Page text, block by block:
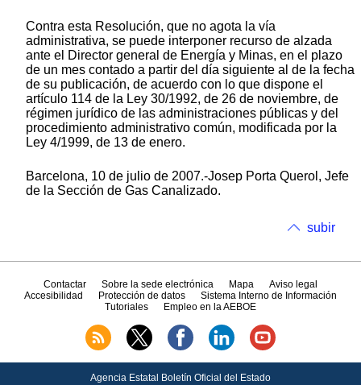
Contra esta Resolución, que no agota la vía
administrativa, se puede interponer recurso de alzada
ante el Director general de Energía y Minas, en el plazo
de un mes contado a partir del día siguiente al de la fecha
de su publicación, de acuerdo con lo que dispone el
artículo 114 de la Ley 30/1992, de 26 de noviembre, de
régimen jurídico de las administraciones públicas y del
procedimiento administrativo común, modificada por la
Ley 4/1999, de 13 de enero.
Barcelona, 10 de julio de 2007.-Josep Porta Querol, Jefe
de la Sección de Gas Canalizado.
subir
Contactar Sobre la sede electrónica Mapa
Aviso legal
Accesibilidad
Protección de datos
Sistema Interno de Información
Tutoriales
Empleo en la AEBOE
Agencia Estatal Boletín Oficial del Estado